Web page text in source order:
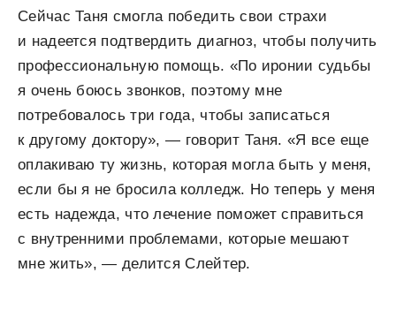
Сейчас Таня смогла победить свои страхи
и надеется подтвердить диагноз, чтобы получить
профессиональную помощь. «По иронии судьбы
я очень боюсь звонков, поэтому мне
потребовалось три года, чтобы записаться
к другому доктору», — говорит Таня. «Я все еще
оплакиваю ту жизнь, которая могла быть у меня,
если бы я не бросила колледж. Но теперь у меня
есть надежда, что лечение поможет справиться
с внутренними проблемами, которые мешают
мне жить», — делится Слейтер.